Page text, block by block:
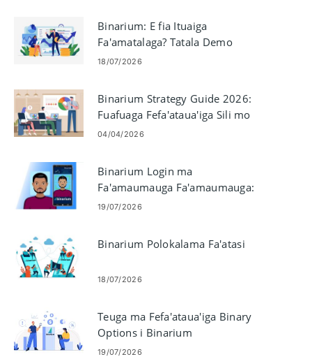
Binarium: E fia Ituaiga
Fa'amatalaga? Tatala Demo
Account ma le $10,000
18/07/2026
Binarium Strategy Guide 2026:
Fuafuaga Fefa'ataua'iga Sili mo
Fa'atau Fou
04/04/2026
Binarium Login ma
Fa'amaumauga Fa'amaumauga:
Avanoa Laasaga ma
19/07/2026
Binarium Polokalama Fa'atasi
18/07/2026
Teuga ma Fefa'ataua'iga Binary
Options i Binarium
19/07/2026